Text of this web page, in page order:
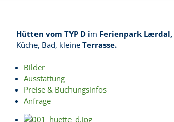
Hütten vom TYP D im Ferienpark Lærdal,
Küche, Bad, kleine Terrasse.
Bilder
Ausstattung
Preise & Buchungsinfos
Anfrage